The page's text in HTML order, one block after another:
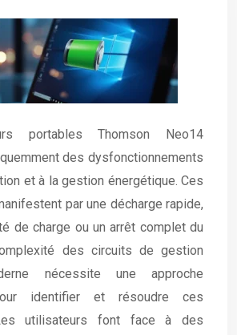
portables Thomson Neo14
des dysfonctionnements
et à la gestion énergétique. Ces
par une décharge rapide,
de charge ou un arrêt complet du
des circuits de gestion
nécessite une approche
identifier et résoudre ces
utilisateurs font face à des